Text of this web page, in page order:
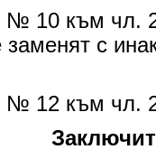
10 към чл.
с
12 към чл.